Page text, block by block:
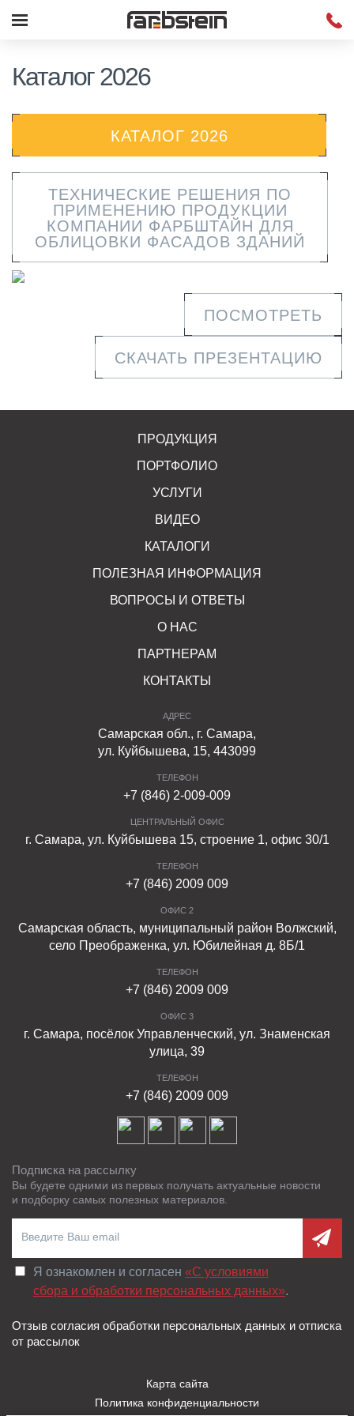
Каталог 2026
КАТАЛОГ 2026
ТЕХНИЧЕСКИЕ РЕШЕНИЯ ПО
ПРИМЕНЕНИЮ ПРОДУКЦИИ
КОМПАНИИ ФАРБШТАЙН ДЛЯ
ОБЛИЦОВКИ ФАСАДОВ ЗДАНИЙ
ПОСМОТРЕТЬ
СКАЧАТЬ ПРЕЗЕНТАЦИЮ
ПРОДУКЦИЯ
ПОРТФОЛИО
УСЛУГИ
ВИДЕО
КАТАЛОГИ
ПОЛЕЗНАЯ ИНФОРМАЦИЯ
ВОПРОСЫ И ОТВЕТЫ
О НАС
ПАРТНЕРАМ
КОНТАКТЫ
АДРЕС
Самарская обл., г. Самара,
ул. Куйбышева, 15, 443099
ТЕЛЕФОН
+7 (846) 2-009-009
ЦЕНТРАЛЬНЫЙ ОФИС
г. Самара, ул. Куйбышева 15, строение 1, офис 30/1
ТЕЛЕФОН
+7 (846) 2009 009
ОФИС 2
Самарская область, муниципальный район Волжский,
село Преображенка, ул. Юбилейная д. 8Б/1
ТЕЛЕФОН
+7 (846) 2009 009
ОФИС 3
г. Самара, посёлок Управленческий, ул. Знаменская
улица, 39
ТЕЛЕФОН
+7 (846) 2009 009
Подписка на рассылку
Вы будете одними из первых получать актуальные новости
и подборку самых полезных материалов.
Я ознакомлен и согласен «C условиями
сбора и обработки персональных данных».
Отзыв согласия обработки персональных данных и отписка
от рассылок
Карта сайта
Политика конфиденциальности